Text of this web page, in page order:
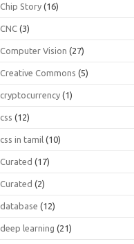
Chip Story (16)
CNC (3)
Computer Vision (27)
Creative Commons (5)
cryptocurrency (1)
css (12)
css in tamil (10)
Curated (17)
Curated (2)
database (12)
deep learning (21)